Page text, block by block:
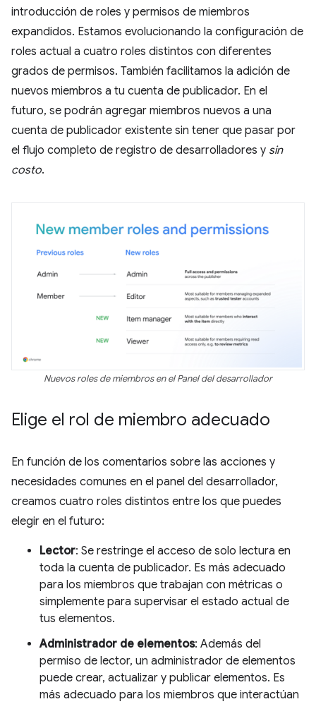
introducción de roles y permisos de miembros
expandidos. Estamos evolucionando la configuración de
roles actual a cuatro roles distintos con diferentes
grados de permisos. También facilitamos la adición de
nuevos miembros a tu cuenta de publicador. En el
futuro, se podrán agregar miembros nuevos a una
cuenta de publicador existente sin tener que pasar por
el flujo completo de registro de desarrolladores y sin
costo.
Nuevos roles de miembros en el Panel del desarrollador
Elige el rol de miembro adecuado
En función de los comentarios sobre las acciones y
necesidades comunes en el panel del desarrollador,
creamos cuatro roles distintos entre los que puedes
elegir en el futuro:
Lector: Se restringe el acceso de solo lectura en
toda la cuenta de publicador. Es más adecuado
para los miembros que trabajan con métricas o
simplemente para supervisar el estado actual de
tus elementos.
Administrador de elementos: Además del
permiso de lector, un administrador de elementos
puede crear, actualizar y publicar elementos. Es
más adecuado para los miembros que interactúan